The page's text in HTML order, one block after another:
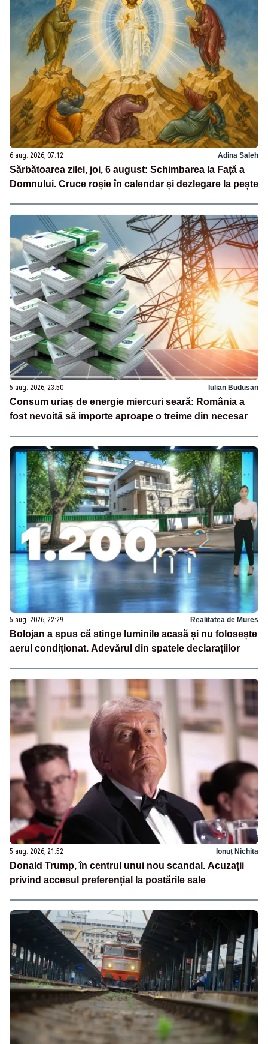
6 aug. 2026, 07:12 Adina Saleh
Sărbătoarea zilei, joi, 6 august: Schimbarea la Față a
Domnului. Cruce roșie în calendar și dezlegare la pește
5 aug. 2026, 23:50 Iulian Budusan
Consum uriaș de energie miercuri seară: România a
fost nevoită să importe aproape o treime din necesar
5 aug. 2026, 22:29 Realitatea de Mures
Bolojan a spus că stinge luminile acasă și nu folosește
aerul condiționat. Adevărul din spatele declarațiilor
5 aug. 2026, 21:52 Ionuț Nichita
Donald Trump, în centrul unui nou scandal. Acuzații
privind accesul preferențial la postările sale